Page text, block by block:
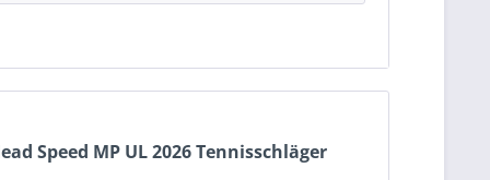
Speed MP UL 2026 Tennisschläger